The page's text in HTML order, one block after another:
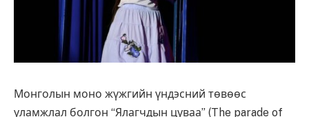
Монголын моно жүжгийн үндэсний төвөөс
уламжлал болгон “Ялагчдын цуваа” (The parade of